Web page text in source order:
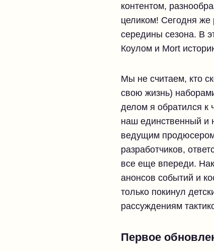
контентом,
целиком! Сегодня же
середины сезона. В
Коулом и Mort
Мы не считаем, кто
свою жизнь)
делом я обратился к
наш единственный и
ведущим продюсером
разработчиков,
все еще впереди.
анонсов событий и
только покинул
рассуждениям
Первое